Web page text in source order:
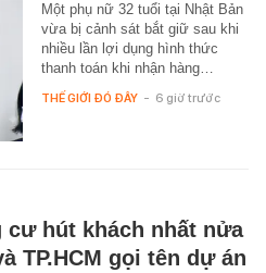
Một phụ nữ 32 tuổi tại Nhật Bản
vừa bị cảnh sát bắt giữ sau khi
nhiều lần lợi dụng hình thức
thanh toán khi nhận hàng…
THẾ GIỚI ĐÓ ĐÂY - 6 giờ trước
cư hút khách nhất nửa
TP.HCM gọi tên dự án